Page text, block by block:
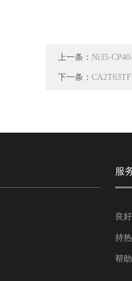
上一条： Ni35-
下一条：
服
良
持
帮